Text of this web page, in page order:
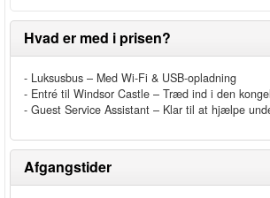
Hvad er med i prisen?
- Luksusbus – Med Wi-Fi & USB-opladning
- Entré til Windsor Castle – Træd ind i den
- Guest Service Assistant – Klar til at hjælpe
Afgangstider